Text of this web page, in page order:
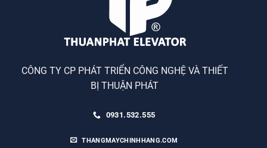
CÔNG TY CP PHÁT TRIỂN CÔNG NGHỆ VÀ THIẾT
BỊ THUẬN PHÁT
0931.532.555
THANGMAYCHINHHANG.COM